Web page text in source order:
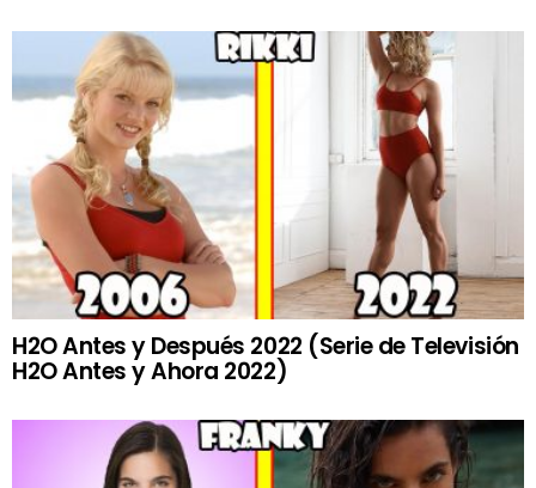
H2O Antes y Después 2022 (Serie de Televisión
H2O Antes y Ahora 2022)